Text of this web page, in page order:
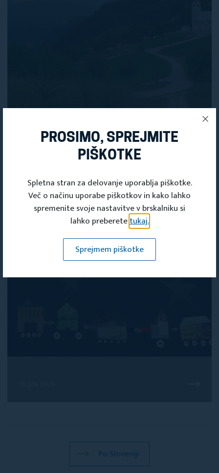
19. JUN 2026
Poletna muzejska noč 2026
Po Sloveniji
PROSIMO, SPREJMITE
PIŠKOTKE
Spletna stran za delovanje uporablja piškotke.
Več o načinu uporabe piškotkov in kako lahko
spremenite svoje nastavitve v brskalniku si
lahko preberetetukaj.
Sprejmem piškotke